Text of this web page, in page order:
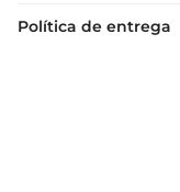
Política de entrega